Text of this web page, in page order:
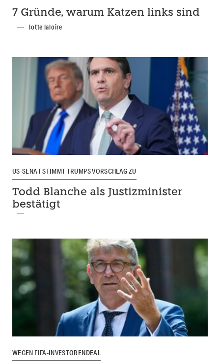
7 Gründe, warum Katzen links sind
lotte laloire
US-SENAT STIMMT TRUMPS VORSCHLAG ZU
Todd Blanche als Justizminister
bestätigt
WEGEN FIFA-INVESTORENDEAL